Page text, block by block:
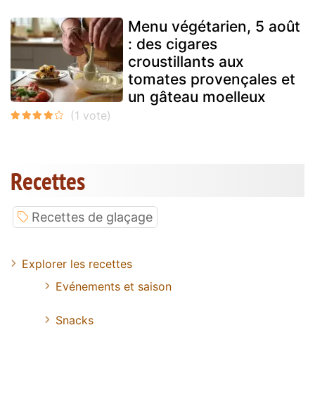
Menu végétarien, 5 août
: des cigares
croustillants aux
tomates provençales et
un gâteau moelleux
Recettes
Recettes de glaçage
Explorer les recettes
Evénements et saison
Snacks